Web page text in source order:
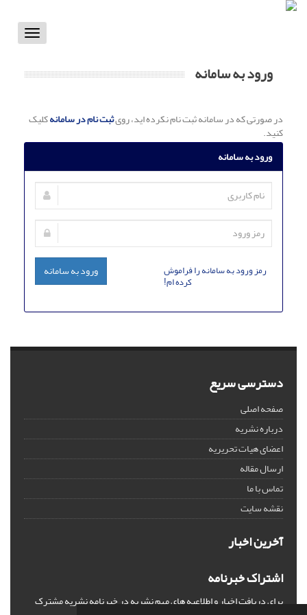
Toggle
ورود به سامانه
در صورتی که در سامانه ثبت نام نکرده اید، رویثبت نام در سامانهکلیک
کنید.
ورود به سامانه
رمز ورود به سامانه را فراموش
کرده ام!
ورود به سامانه
دسترسی سریع
صفحه اصلی
درباره نشریه
اعضای هیات تحریریه
ارسال مقاله
تماس با ما
نقشه سایت
آخرین اخبار
اشتراک خبرنامه
برای دریافت اخبار و اطلاعیه های مهم نشریه در خبرنامه نشریه مشترک